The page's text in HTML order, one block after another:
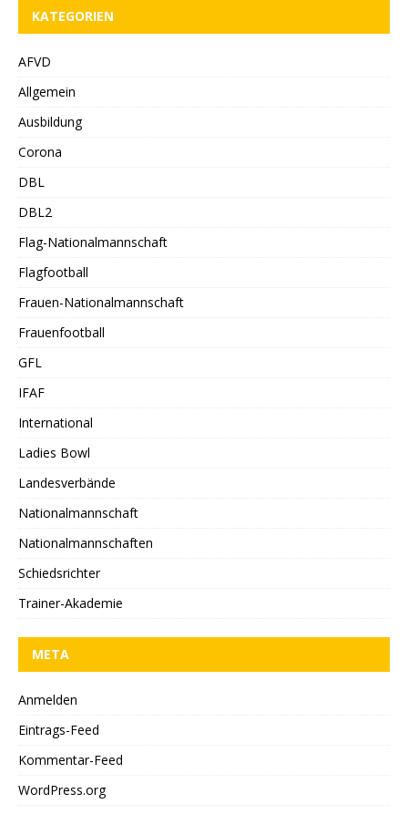
KATEGORIEN
AFVD
Allgemein
Ausbildung
Corona
DBL
DBL2
Flag-Nationalmannschaft
Flagfootball
Frauen-Nationalmannschaft
Frauenfootball
GFL
IFAF
International
Ladies Bowl
Landesverbände
Nationalmannschaft
Nationalmannschaften
Schiedsrichter
Trainer-Akademie
META
Anmelden
Eintrags-Feed
Kommentar-Feed
WordPress.org